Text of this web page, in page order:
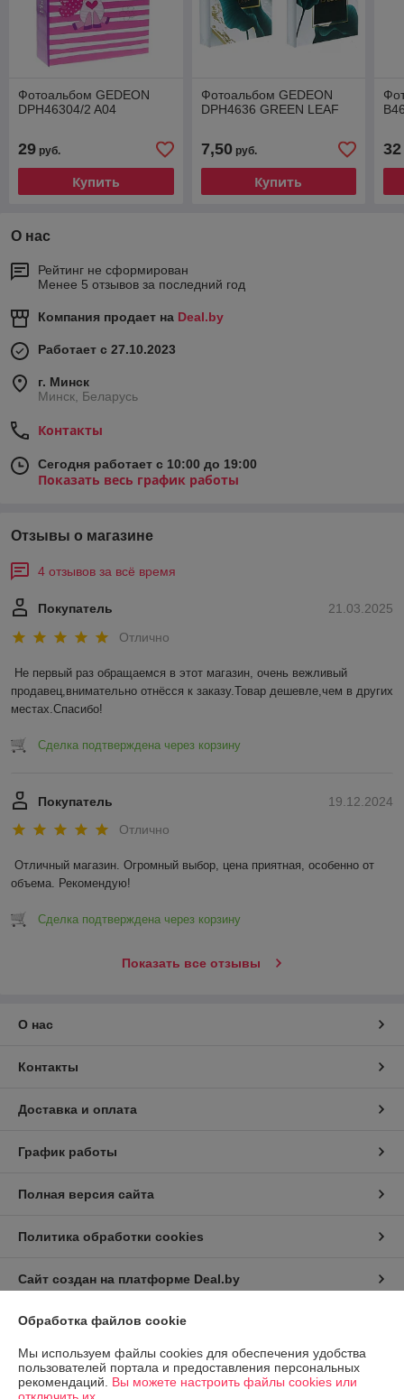
Фотоальбом GEDEON
DPH46304/2 A04
29 руб.
Купить
Фотоальбом GEDEON
DPH4636 GREEN LEAF
7,50руб.
Купить
32
О нас
Рейтинг не сформирован
Менее 5 отзывов за последний год
Компания продает на Deal.by
Работает с 27.10.2023
г. Минск
Минск, Беларусь
Контакты
Сегодня работает с 10:00 до 19:00
Показать весь график работы
Отзывы о магазине
4 отзывов за всё время
21.03.2025
Покупатель
Отлично
Не первый раз обращаемся в этот магазин, очень вежливый
продавец,внимательно отнёсся к заказу.Товар дешевле,чем в других
местах.Спасибо!
Сделка подтверждена через корзину
19.12.2024
Покупатель
Отлично
Отличный магазин. Огромный выбор, цена приятная, особенно от
объема. Рекомендую!
Сделка подтверждена через корзину
Показать все отзывы
О нас
Контакты
Доставка и оплата
График работы
Полная версия сайта
Политика обработки cookies
Сайт создан на платформе Deal.by
Юридическое лицо:Частное торговое унитарное предприятие "Альфа
Фото"
Минск ул. Масюковщина д. 25а-4
Обработка файлов cookie
Мы используем файлы cookies для обеспечения удобства
пользователей портала и предоставления персональных
рекомендаций. Вы можете настроить файлы cookies или